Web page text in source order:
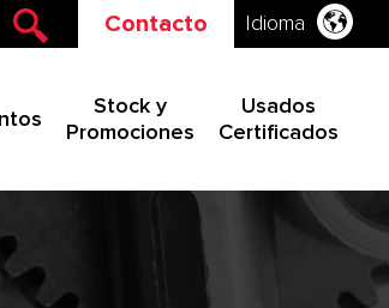
Contacto Idioma
Stock y
Promociones
Usados
Certificados